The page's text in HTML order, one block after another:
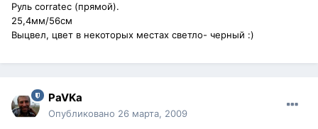
Руль corratec (прямой).
25,4мм/56см
Выцвел, цвет в некоторых местах светло- черный :)
PaVKa
Опубликовано 26 марта, 2009